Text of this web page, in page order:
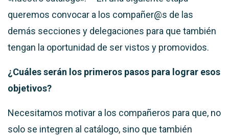
queremos convocar a los compañer@s de las
demás secciones y delegaciones para que también
tengan la oportunidad de ser vistos y promovidos.
¿Cuáles serán los primeros pasos para lograr esos
objetivos?
Necesitamos motivar a los compañeros para que, no
solo se integren al catálogo, sino que también